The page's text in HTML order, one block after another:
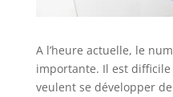
A l’heure actuelle, le
importante. Il est
veulent se développer